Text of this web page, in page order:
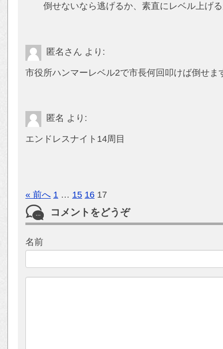
倒せないなら逃げるか、素直にレベル上げ
匿名さん より:
市役所ハンマーレベル2で市長何回叩けば倒せま
匿名 より:
エンドレスナイト14周目
« 前へ 1 … 15 16 17
コメントをどうぞ
名前